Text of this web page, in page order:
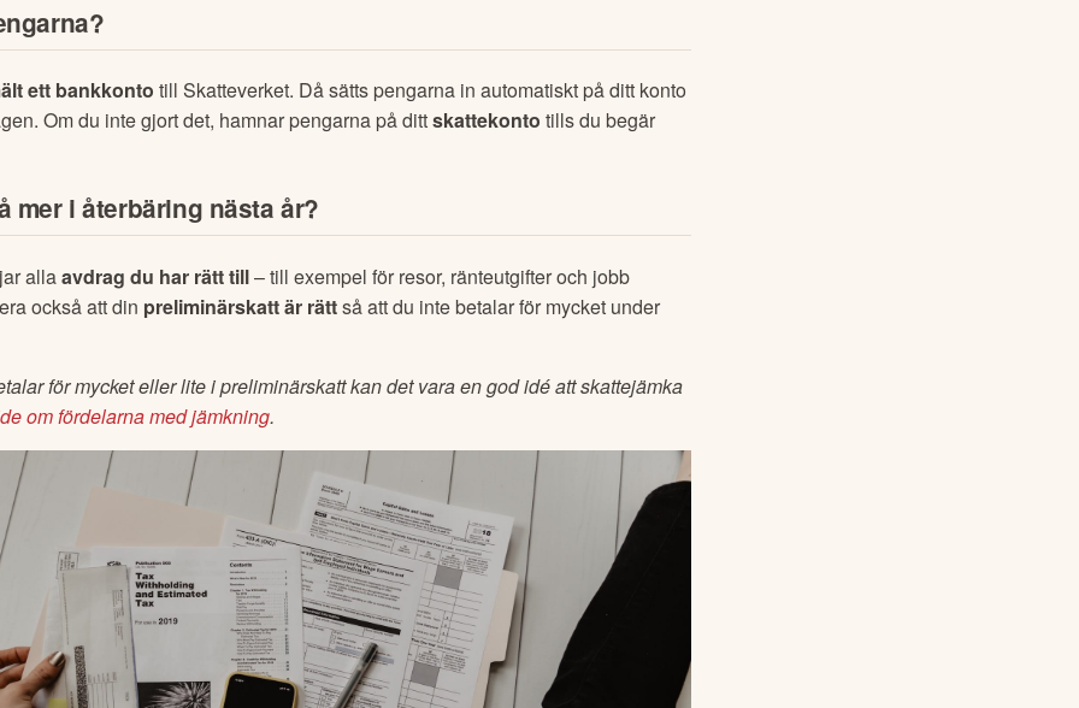
ett bankkonto till Skatteverket. Då sätts pengarna in automatiskt på ditt konto
Om du inte gjort det, hamnar pengarna på ditt skattekonto tills du begär
mer i återbäring nästa år?
alla avdrag du har rätt till – till exempel för resor, ränteutgifter och jobb
också att din preliminärskatt är rätt så att du inte betalar för mycket under
för mycket eller lite i preliminärskatt kan det vara en god idé att skattejämka
om fördelarna med jämkning.